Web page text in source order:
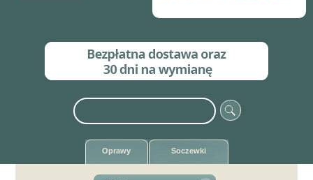
Oprawy Soczewki